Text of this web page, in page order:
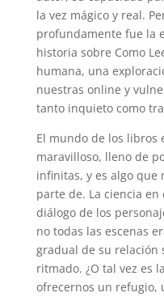
la vez mágico y real.
profundamente fue la
historia sobre Como
humana, una
nuestras online y
tanto inquieto como
El mundo de los libros
maravilloso, lleno de
infinitas, y es algo que
parte de. La ciencia
diálogo de los
no todas las escenas
gradual de su relación
ritmado. ¿O tal vez es
ofrecernos un refugio,